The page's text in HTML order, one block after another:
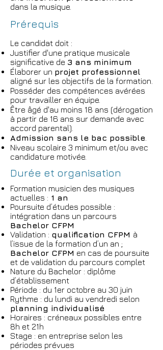
dans la musique.
Prérequis
Le candidat doit :
Justifier d'une pratique musicale
significative de 3 ans minimum
Élaborer un projet professionnel
aligné sur les objectifs de la formation.
Posséder des compétences avérées
pour travailler en équipe.
Être âgé d'au moins 18 ans (dérogation
à partir de 16 ans sur demande avec
accord parental).
Admission sans le bac possible
Niveau scolaire 3 minimum et/ou avec
candidature motivée.
Durée et organisation
Formation musicien des musiques
actuelles : 1 an
Poursuite d’études possible :
intégration dans un parcours
Bachelor CFPM
Validation : qualification CFPM à
l’issue de la formation d’un an ;
Bachelor CFPM en cas de poursuite
et de validation du parcours complet
Nature du Bachelor : diplôme
d’établissement
Période : du 1er octobre au 30 juin
Rythme : du lundi au vendredi selon
planning individualisé
Horaires : créneaux possibles entre
8h et 21h
Stage : en entreprise selon les
périodes prévues